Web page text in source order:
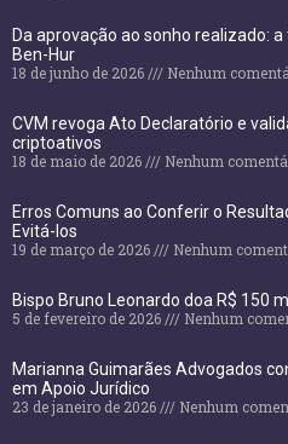
Da aprovação ao sonho realizado:
Ben-Hur
18 de junho de 2026
Nenhum
CVM revoga Ato Declaratório e
criptoativos
18 de maio de 2026
Nenhum
Erros Comuns ao Conferir o
Evitá-los
19 de março de 2026
Nenhum
Bispo Bruno Leonardo doa R$ 150
5 de fevereiro de 2026
Nenhum
Marianna Guimarães Advogados
em Apoio Jurídico
23 de janeiro de 2026
Nenhum